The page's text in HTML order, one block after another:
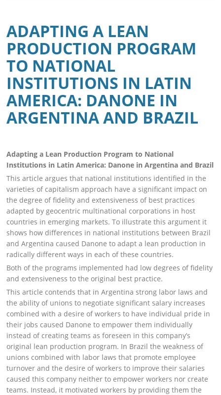
ADAPTING A LEAN
PRODUCTION PROGRAM
TO NATIONAL
INSTITUTIONS IN LATIN
AMERICA: DANONE IN
ARGENTINA AND BRAZIL
Adapting a Lean Production Program to National
Institutions in Latin America: Danone in Argentina and Brazil
This article argues that national institutions identified in the
varieties of capitalism approach have a significant impact on
the degree of fidelity and extensiveness of best practices
adapted by geocentric multinational corporations in host
countries in emerging markets. To illustrate this argument it
shows how differences in national institutions between Brazil
and Argentina caused Danone to adapt a lean production in
radically different ways in each of these countries.
Both of the programs implemented had low degrees of fidelity
and extensiveness to the original best practice.
This article contends that in Argentina strong labor laws and
the ability of unions to negotiate significant salary increases
combined with a desire of workers to have individual pride in
their jobs caused Danone to empower them individually
instead of creating teams as foreseen in this company’s
original lean production program. In Brazil the weakness of
unions combined with labor laws that promote employee
turnover and the desire of workers to improve their salaries
caused this company neither to empower workers nor create
teams. Instead, it motivated workers by providing them the